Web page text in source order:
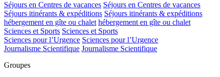
Séjours en Centres de vacances Séjours en Centres de vacances
Séjours itinérants & expéditions Séjours itinérants & expéditions
hébergement en gîte ou chalet hébergement en gîte ou chalet
Sciences et Sports Sciences et Sports
Sciences pour l’Urgence Sciences pour l’Urgence
Journalisme Scientifique Journalisme Scientifique
Groupes